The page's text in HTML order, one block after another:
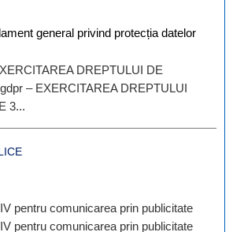
general privind protecția datelor
DREPTULUI DE
– EXERCITAREA DREPTULUI
3...
pentru comunicarea prin publicitate
pentru comunicarea prin publicitate